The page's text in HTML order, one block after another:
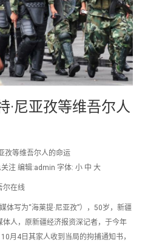
·尼亚孜等维吾尔人
孜等维吾尔人的命运
注 编辑:admin 字体: 小 中 大
尔在线
体写为“海莱提·尼亚孜”），50岁，新疆
人，原新疆经济报资深记者，于今年
月4日其家人收到当局的拘捕通知书，